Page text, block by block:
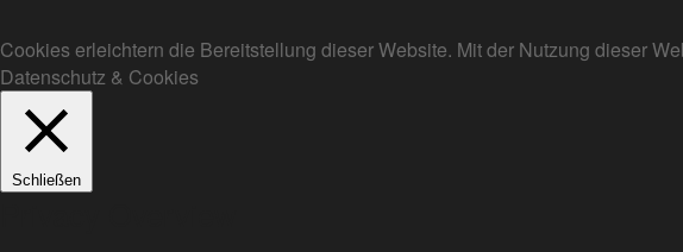
Cookies erleichtern die Bereitstellung dieser Website. Mit der Nutzung dieser
Datenschutz & Cookies
Schließen